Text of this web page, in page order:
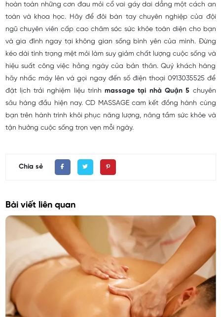
hoàn toàn những cơn đau mỏi cổ vai gáy dai dẳng một cách an
toàn và khoa học. Hãy để đôi bàn tay chuyên nghiệp của đội
ngũ chuyên viên cấp cao chăm sóc sức khỏe toàn diện cho bạn
và gia đình ngay tại không gian sống bình yên của mình. Đừng
kéo dài tình trạng mệt mỏi làm suy giảm chất lượng cuộc sống và
hiệu suất công việc hằng ngày của bản thân. Quý khách hàng
hãy nhấc máy lên và gọi ngay đến số điện thoại 0913035525 để
đặt lịch trải nghiệm liệu trìnhmassage tại nhà Quận 5 chuyên
sâu hàng đầu hiện nay. CD MASSAGE cam kết đồng hành cùng
bạn trên hành trình khôi phục năng lượng, nâng tầm sức khỏe và
tận hưởng cuộc sống trọn vẹn mỗi ngày.
Chia sẻ
Bài viết liên quan